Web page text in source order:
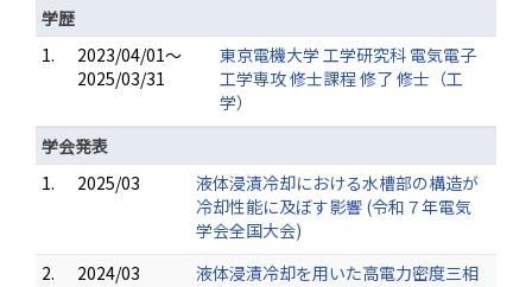
学歴
1.
2023/04/01～
2025/03/31
東京電機大学 工学研究科 電気電子
工学専攻 修士課程 修了 修士（工
学）
学会発表
1.
2025/03
液体浸漬冷却における水槽部の構造が
冷却性能に及ぼす影響 (令和７年電気
学会全国大会)
2.
2024/03
液体浸漬冷却を用いた高電力密度三相